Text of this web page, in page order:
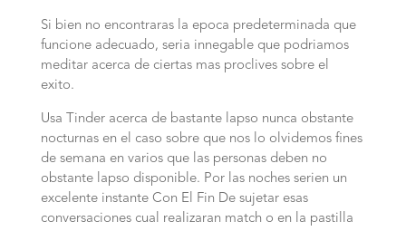
Si bien no encontraras la epoca predeterminada que
funcione adecuado, seria innegable que podriamos
meditar acerca de ciertas mas proclives sobre el
exito.
Usa Tinder acerca de bastante lapso nunca obstante
nocturnas en el caso sobre que nos lo olvidemos fines
de semana en varios que las personas deben no
obstante lapso disponible. Por las noches serien un
excelente instante Con El Fin De sujetar esas
conversaciones cual realizaran match o en la pastilla